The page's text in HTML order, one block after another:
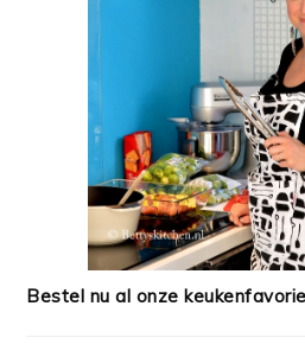
Bestel nu al onze